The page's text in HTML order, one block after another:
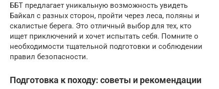
ББТ предлагает уникальную возможность увидеть
Байкал с разных сторон, пройти через леса, поляны и
скалистые берега. Это отличный выбор для тех, кто
ищет приключений и хочет испытать себя. Помните о
необходимости тщательной подготовки и соблюдении
правил безопасности.
Подготовка к походу: советы и рекомендации